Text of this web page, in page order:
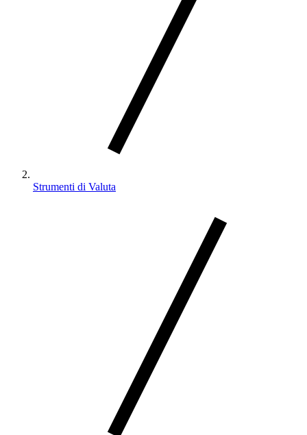
Strumenti di Valuta